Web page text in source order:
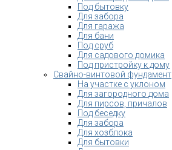
Под бытовку
Для забора
Для гаража
Для бани
Под сруб
Для садового домика
Под пристройку к дому
Свайно-винтовой фундамент
На участке с уклоном
Для загородного дома
Для пирсов, причалов
Под беседку
Для забора
Для хозблока
Для бытовки